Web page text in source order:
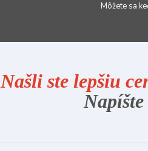
Môžete sa
Našli ste lepšiu